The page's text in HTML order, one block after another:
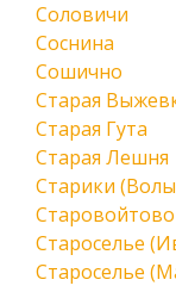
Соловичи
Соснина
Сошично
Старая
Старая Гута
Старая Лешня
Старики
Старовойтово
Староселье
Староселье